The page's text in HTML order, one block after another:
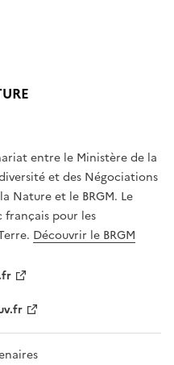
L
T
É
,
É
G
A
L
F
A
T
entre le Ministère de la
et des Négociations
Nature et le BRGM. Le
français pour les
Découvrir le BRGM